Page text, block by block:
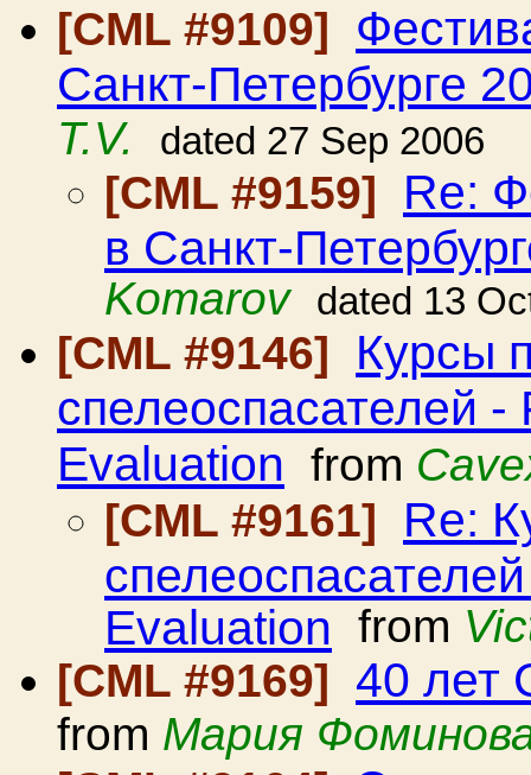
[CML #9109]
Санкт-Петербурге
T.V. dated 27 Sep 2006
[CML #9159] Re:
в Санкт-
Komarov
dated 13
[CML #9146]
Курсы
спелеоспасателей
Evaluation from
[CML #9161]
Re:
Evaluation from
[CML #9169] 40 лет
from Мария